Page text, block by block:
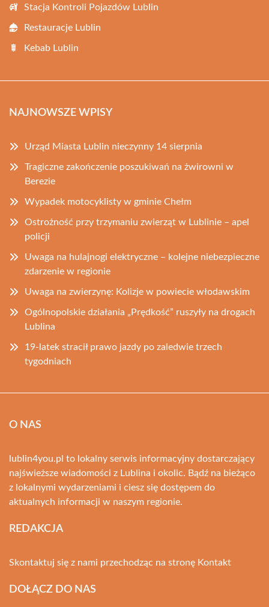
Stacja Kontroli Pojazdów Lublin
Restauracje Lublin
Kebab Lublin
NAJNOWSZE WPISY
Urząd Miasta Lublin nieczynny 14 sierpnia
Tragiczne zakończenie poszukiwań na żwirowni w
Berezie
Wypadek motocyklisty w gminie Chełm
Ostrożność przy trzymaniu zwierząt w Lublinie – apel
policji
Uwaga na hulajnogi elektryczne – kolejne niebezpieczne
zdarzenie w regionie
Uwaga na zwierzynę: Kolizje w powiecie włodawskim
Ogólnopolskie działania „Prędkość” ruszyły na drogach
Lublina
19-latek stracił prawo jazdy po zaledwie trzech
tygodniach
O NAS
lublin4you.pl to lokalny serwis informacyjny dostarczający
najświeższe wiadomości z Lublina i okolic. Bądź na bieżąco
z lokalnymi wydarzeniami i ciesz się dostępem do
aktualnych informacji w naszym regionie.
REDAKCJA
Skontaktuj się z nami przechodząc na stronę Kontakt
DOŁĄCZ DO NAS